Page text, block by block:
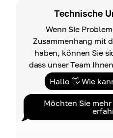
Hallo 👋 Wie
Möchten Sie
Technische
Wenn Sie
Zusammenhang mit
haben, können Sie
dass unser Team